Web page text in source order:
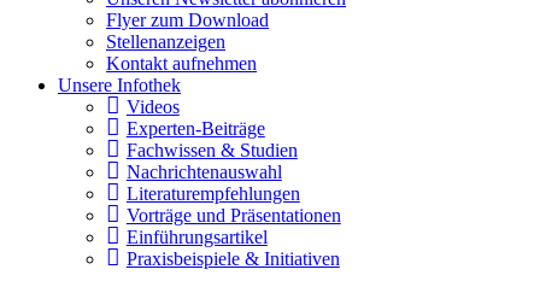
Flyer zum Download
Stellenanzeigen
Kontakt aufnehmen
Unsere Infothek
Videos
Experten-Beiträge
Fachwissen & Studien
Nachrichtenauswahl
Literaturempfehlungen
Vorträge und Präsentationen
Einführungsartikel
Praxisbeispiele & Initiativen